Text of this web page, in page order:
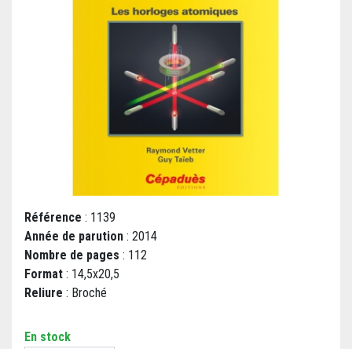
Référence : 1139
Année de parution : 2014
Nombre de pages : 112
Format : 14,5x20,5
Reliure : Broché
En stock